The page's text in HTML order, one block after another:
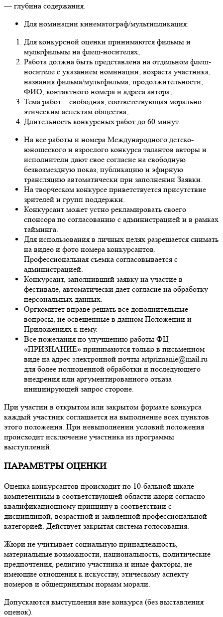
— глубина содержания.
Для номинации кинематограф/мультипликация:
Для конкурсной оценки принимаются фильмы и
мультфильмы на флеш-носителях;
Работа должна быть представлена на отдельном флеш-
носителе с указанием номинации, возраста участника,
названия фильма/мультфильма, продолжительности,
ФИО, контактного номера и адреса автора;
Тема работ – свободная, соответствующая морально –
этическим аспектам общества;
Длительность конкурсных работ до 60 минут.
На все работы и номера Международного детско-
юношеского и взрослого конкурса талантов авторы и
исполнители дают свое согласие на свободную
безвозмездную показ, публикацию и эфирную
трансляцию автоматически при заполнении Заявки.
На творческом конкурсе приветствуется присутствие
зрителей и групп поддержки.
Конкурсант может устно рекламировать своего
спонсора по согласованию с администрацией и в рамках
тайминга.
Для использования в личных целях разрешается снимать
на видео и фото номера конкурсантов.
Профессиональная съемка согласовывается с
администрацией.
Конкурсант, заполнивший заявку на участие в
фестивале, автоматически дает согласие на обработку
персональных данных.
Оргкомитет вправе решать все дополнительные
вопросы, не освещенные в данном Положении и
Приложениях к нему.
Все пожелания по улучшению работы ФЦ
«ПРИЗНАНИЕ» принимаются только в письменном
виде на адрес электронной почты artpriznanie@mail.ru
для более полноценной обработки и последующего
внедрения или аргументированного отказа
инициирующей запрос стороне.
При участии в открытом или закрытом формате конкурса
каждый участник соглашается на выполнение всех пунктов
этого положения. При невыполнении условий положения
происходит исключение участника из программы
выступлений.
ПАРАМЕТРЫ ОЦЕНКИ
Оценка конкурсантов происходит по 10-бальной шкале
компетентным в соответствующей области жюри согласно
квалификационному принципу в соответствии с
дисциплиной, возрастной и заявленной профессиональной
категорией. Действует закрытая система голосования.
Жюри не учитывает социальную принадлежность,
материальные возможности, национальность, политические
предпочтения, религию участника и иные факторы, не
имеющие отношения к искусству, этическому аспекту
номеров и общепринятым нормам морали.
Допускаются выступления вне конкурса (без выставления
оценок).